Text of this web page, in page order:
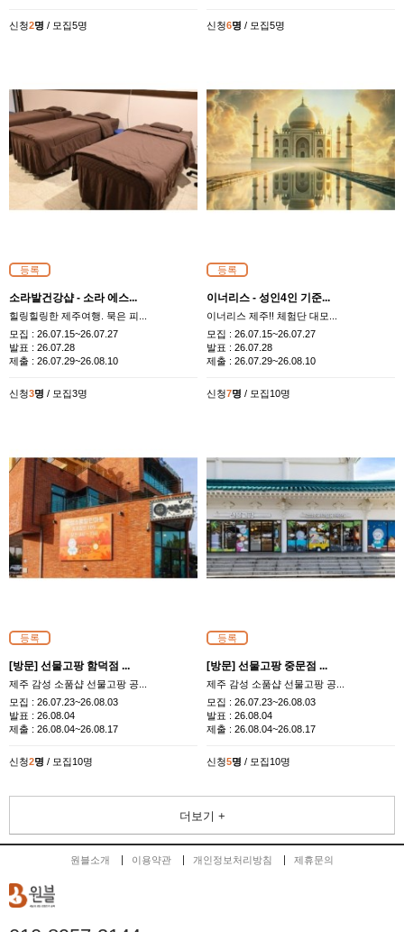
신청2명 / 모집5명 신청6명 / 모집5명
등록
소라발건강샵 - 소라 에스...
힐링힐링한 제주여행. 묵은 피...
모집 : 26.07.15~26.07.27
발표 : 26.07.28
제출 : 26.07.29~26.08.10
신청3명 / 모집3명
등록
이너리스 - 성인4인 기준...
이너리스 제주!! 체험단 대모...
모집 : 26.07.15~26.07.27
발표 : 26.07.28
제출 : 26.07.29~26.08.10
신청7명 / 모집10명
등록
[방문] 선물고팡 함덕점 ...
제주 감성 소품샵 선물고팡 공...
모집 : 26.07.23~26.08.03
발표 : 26.08.04
제출 : 26.08.04~26.08.17
신청2명 / 모집10명
등록
[방문] 선물고팡 중문점 ...
제주 감성 소품샵 선물고팡 공...
모집 : 26.07.23~26.08.03
발표 : 26.08.04
제출 : 26.08.04~26.08.17
신청5명 / 모집10명
더보기 +
원블소개 이용약관 개인정보처리방침 제휴문의